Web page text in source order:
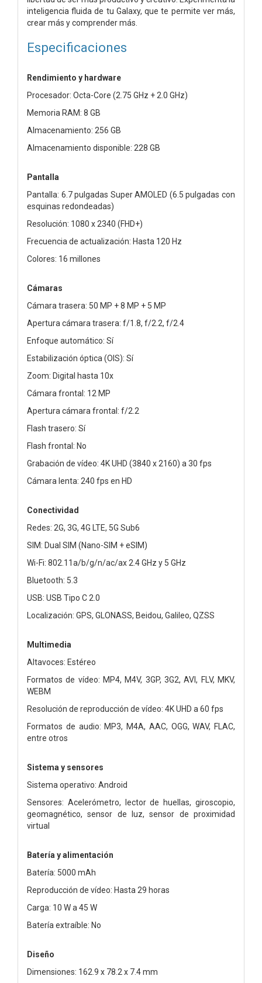
inteligencia fluida de tu Galaxy, que te permite ver más,
crear más y comprender más.
Especificaciones
Rendimiento y hardware
Procesador: Octa-Core (2.75 GHz + 2.0 GHz)
Memoria RAM: 8 GB
Almacenamiento: 256 GB
Almacenamiento disponible: 228 GB
Pantalla
Pantalla: 6.7 pulgadas Super AMOLED (6.5 pulgadas con
esquinas redondeadas)
Resolución: 1080 x 2340 (FHD+)
Frecuencia de actualización: Hasta 120 Hz
Colores: 16 millones
Cámaras
Cámara trasera: 50 MP + 8 MP + 5 MP
Apertura cámara trasera: f/1.8, f/2.2, f/2.4
Enfoque automático: Sí
Estabilización óptica (OIS): Sí
Zoom: Digital hasta 10x
Cámara frontal: 12 MP
Apertura cámara frontal: f/2.2
Flash trasero: Sí
Flash frontal: No
Grabación de vídeo: 4K UHD (3840 x 2160) a 30 fps
Cámara lenta: 240 fps en HD
Conectividad
Redes: 2G, 3G, 4G LTE, 5G Sub6
SIM: Dual SIM (Nano-SIM + eSIM)
Wi-Fi: 802.11a/b/g/n/ac/ax 2.4 GHz y 5 GHz
Bluetooth: 5.3
USB: USB Tipo C 2.0
Localización: GPS, GLONASS, Beidou, Galileo, QZSS
Multimedia
Altavoces: Estéreo
Formatos de vídeo: MP4, M4V, 3GP, 3G2, AVI, FLV, MKV,
WEBM
Resolución de reproducción de vídeo: 4K UHD a 60 fps
Formatos de audio: MP3, M4A, AAC, OGG, WAV, FLAC,
entre otros
Sistema y sensores
Sistema operativo: Android
Sensores: Acelerómetro, lector de huellas, giroscopio,
geomagnético, sensor de luz, sensor de proximidad
virtual
Batería y alimentación
Batería: 5000 mAh
Reproducción de vídeo: Hasta 29 horas
Carga: 10 W a 45 W
Batería extraíble: No
Diseño
Dimensiones: 162.9 x 78.2 x 7.4 mm